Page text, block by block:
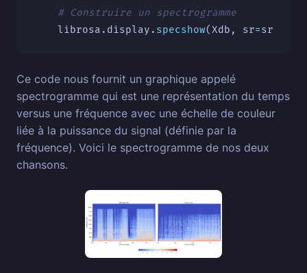
librosa . display . specshow(Xdb , sr=sr
Ce code nous fournit un graphique appelé
spectrogramme qui est une représentation du temps
versus une fréquence avec une échelle de couleur
liée à la puissance du signal (définie par la
fréquence). Voici le spectrogramme de nos deux
chansons.